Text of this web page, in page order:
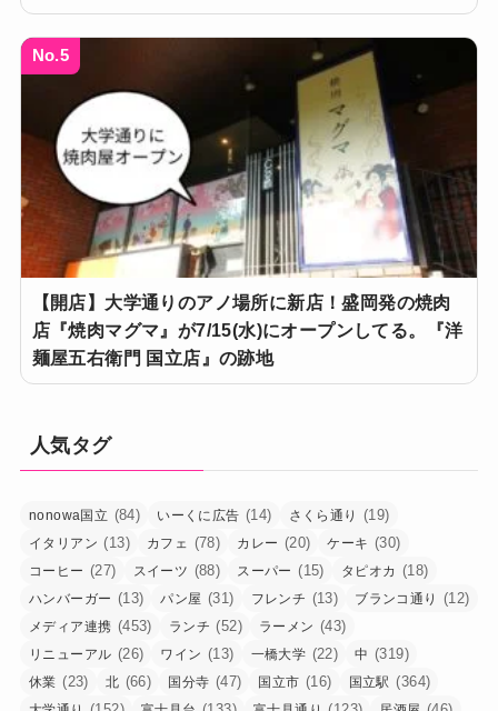
No.5
【開店】大学通りのアノ場所に新店！盛岡発の焼肉
店『焼肉マグマ』が7/15(水)にオープンしてる。『洋
麺屋五右衛門 国立店』の跡地
人気タグ
nonowa国立 (84) いーくに広告 (14) さくら通り (19)
イタリアン (13) カフェ (78) カレー (20) ケーキ (30)
コーヒー (27) スイーツ (88) スーパー (15) タピオカ (18)
ハンバーガー (13) パン屋 (31) フレンチ (13) ブランコ通り (12)
メディア連携 (453) ランチ (52) ラーメン (43)
リニューアル (26) ワイン (13) 一橋大学 (22) 中 (319)
休業 (23) 北 (66) 国分寺 (47) 国立市 (16) 国立駅 (364)